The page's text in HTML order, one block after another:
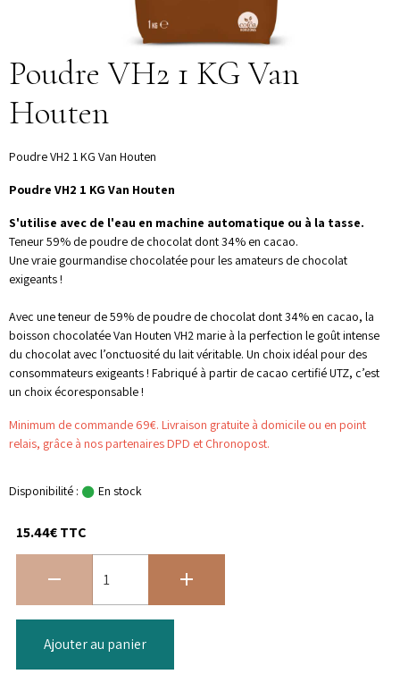
Poudre VH2 1 KG Van
Houten
Poudre VH2 1 KG Van Houten
Poudre VH2 1 KG Van Houten
S'utilise avec de l'eau en machine automatique ou à la tasse.
Teneur 59% de poudre de chocolat dont 34% en cacao.
Une vraie gourmandise chocolatée pour les amateurs de chocolat
exigeants !
Avec une teneur de 59% de poudre de chocolat dont 34% en cacao, la
boisson chocolatée Van Houten VH2 marie à la perfection le goût intense
du chocolat avec l’onctuosité du lait véritable. Un choix idéal pour des
consommateurs exigeants ! Fabriqué à partir de cacao certifié UTZ, c’est
un choix écoresponsable !
Minimum de commande 69€. Livraison gratuite à domicile ou en point
relais, grâce à nos partenaires DPD et Chronopost.
Disponibilité : En stock
15.44€ TTC
Ajouter au panier